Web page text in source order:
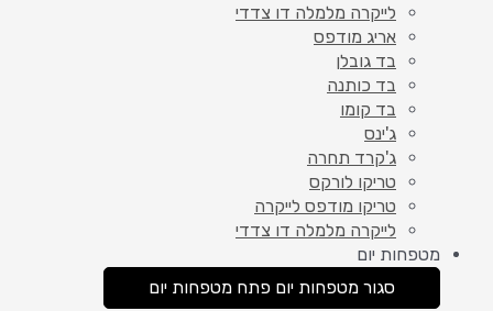
לייקרה מלמלה דו צדדי
אריג מודפס
בד גובלן
בד כותנה
בד קומו
ג'ינס
ג'קרד תחרה
טריקו לורקס
טריקו מודפס לייקרה
לייקרה מלמלה דו צדדי
מטפחות יום
סגור מטפחות יום פתח מטפחות יום